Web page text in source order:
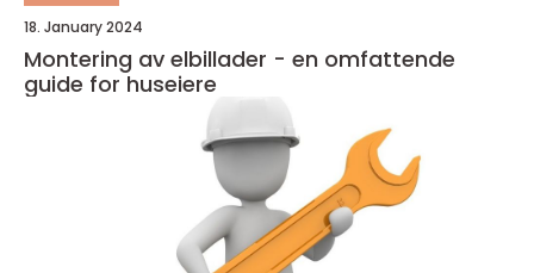
18. January 2024
Montering av elbillader - en omfattende
guide for huseiere